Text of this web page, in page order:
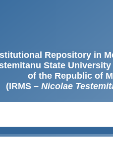
Repository in
State
of the Republic of
(IRMS – Nicolae